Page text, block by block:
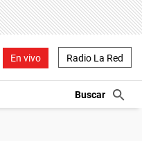
En vivo Radio La Red